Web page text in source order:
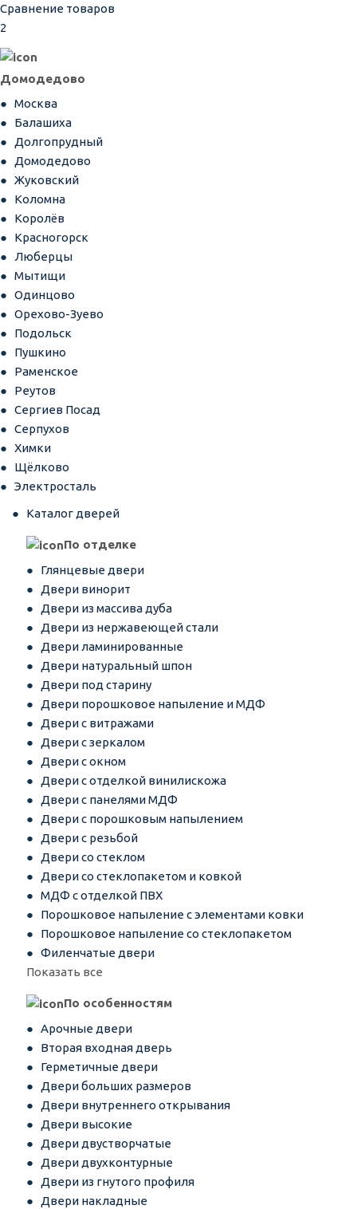
Сравнение товаров
2
Домодедово
Москва
Балашиха
Долгопрудный
Домодедово
Жуковский
Коломна
Королёв
Красногорск
Люберцы
Мытищи
Одинцово
Орехово-Зуево
Подольск
Пушкино
Раменское
Реутов
Сергиев Посад
Серпухов
Химки
Щёлково
Электросталь
Каталог дверей
По отделке
Глянцевые двери
Двери винорит
Двери из массива дуба
Двери из нержавеющей стали
Двери ламинированные
Двери натуральный шпон
Двери под старину
Двери порошковое напыление и МДФ
Двери с витражами
Двери с зеркалом
Двери с окном
Двери с отделкой винилискожа
Двери с панелями МДФ
Двери с порошковым напылением
Двери с резьбой
Двери со стеклом
Двери со стеклопакетом и ковкой
МДФ с отделкой ПВХ
Порошковое напыление с элементами ковки
Порошковое напыление со стеклопакетом
Филенчатые двери
Показать все
По особенностям
Арочные двери
Вторая входная дверь
Герметичные двери
Двери больших размеров
Двери внутреннего открывания
Двери высокие
Двери двустворчатые
Двери двухконтурные
Двери из гнутого профиля
Двери накладные